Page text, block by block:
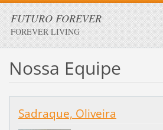
FUTURO FOREVER
FOREVER LIVING
Nossa Equipe
Sadraque, Oliveira